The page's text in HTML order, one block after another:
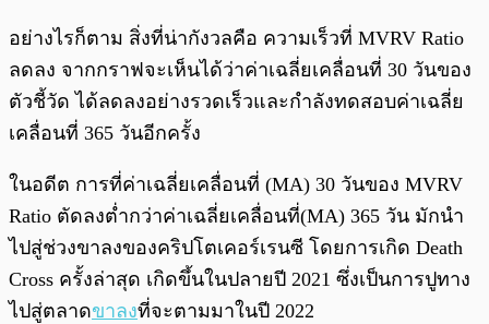
อย่างไรก็ตาม สิ่งที่น่ากังวลคือ ความเร็วที่ MVRV Ratio
ลดลง จากกราฟจะเห็นได้ว่าค่าเฉลี่ยเคลื่อนที่ 30 วันของ
ตัวชี้วัด ได้ลดลงอย่างรวดเร็วและกำลังทดสอบค่าเฉลี่ย
เคลื่อนที่ 365 วันอีกครั้ง
ในอดีต การที่ค่าเฉลี่ยเคลื่อนที่ (MA) 30 วันของ MVRV
Ratio ตัดลงต่ำกว่าค่าเฉลี่ยเคลื่อนที่(MA) 365 วัน มักนำ
ไปสู่ช่วงขาลงของคริปโตเคอร์เรนซี โดยการเกิด Death
Cross ครั้งล่าสุด เกิดขึ้นในปลายปี 2021 ซึ่งเป็นการปูทาง
ไปสู่ตลาดขาลงที่จะตามมาในปี 2022